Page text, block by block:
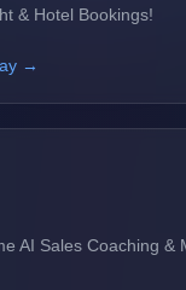
& Hotel Bookings!
→
AI Sales Coaching &